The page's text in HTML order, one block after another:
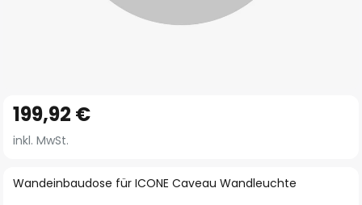
Anfang
der
springen
Wandeinbaudose für ICONE Caveau Wandleuchte
199,92 €
inkl. MwSt.